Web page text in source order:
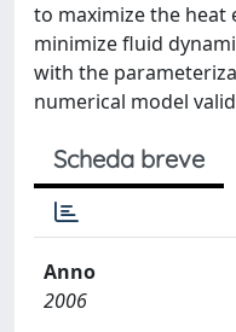
to maximize the heat
minimize fluid
with the
numerical model
Scheda breve
Anno
2006